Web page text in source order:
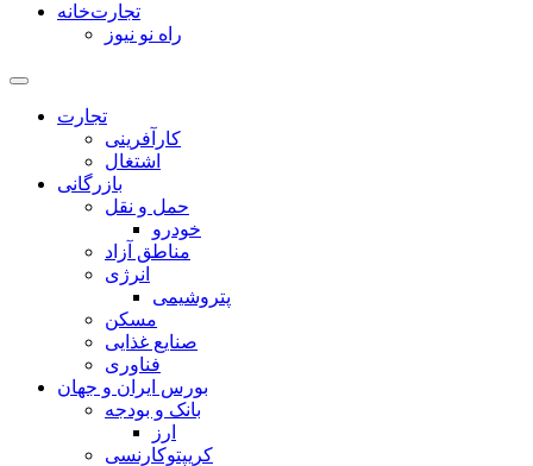
تجارت‌خانه
راه نو نیوز
تجارت
کارآفرینی
اشتغال
بازرگانی
حمل و نقل
خودرو
مناطق آزاد
انرژی
پتروشیمی
مسکن
صنایع غذایی
فناوری
بورس ایران و جهان
بانک و بودجه
ارز
کریپتوکارنسی